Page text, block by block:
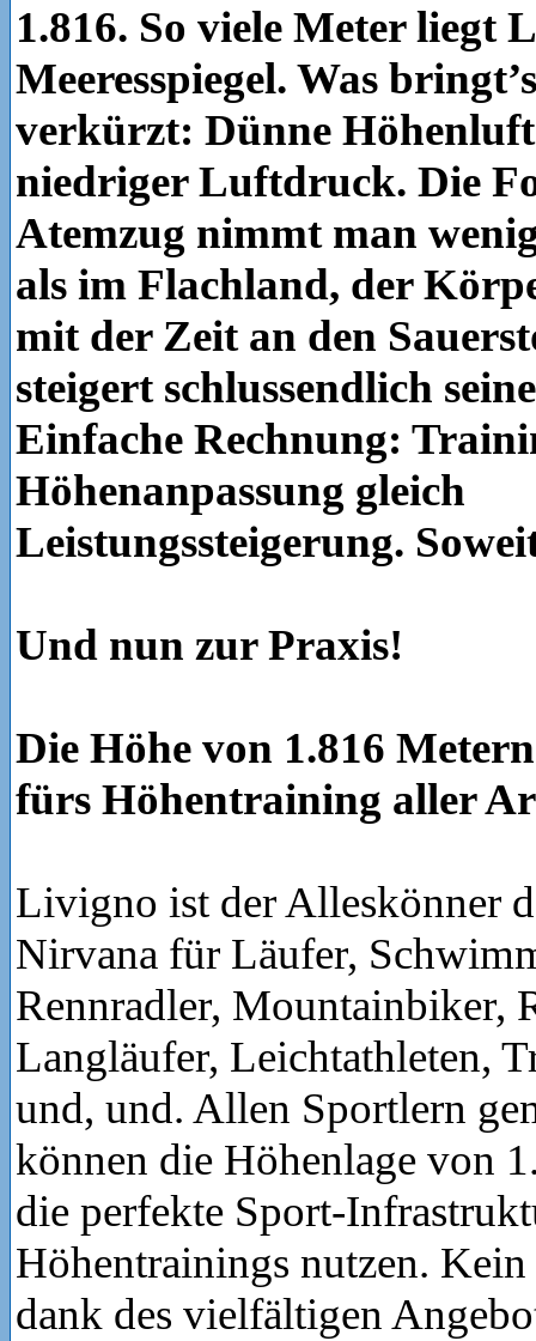
1.816. So viele Meter liegt
Meeresspiegel. Was
verkürzt: Dünne
niedriger Luftdruck. Die
Atemzug nimmt man
als im Flachland, der
mit der Zeit an den
steigert schlussendlich
Einfache Rechnung:
Höhenanpassung gleich
Leistungssteigerung.
Und nun zur Praxis!
Die Höhe von 1.816
fürs Höhentraining aller
Livigno ist der Alleskönner
Nirvana für Läufer,
Rennradler, Mountainbiker,
Langläufer, Leichtathleten,
und, und. Allen Sportlern
können die Höhenlage von
die perfekte Sport-
Höhentrainings nutzen. Kein
dank des vielfältigen